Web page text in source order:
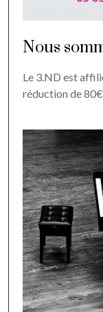
Nous
Le 3.ND est
réduction de